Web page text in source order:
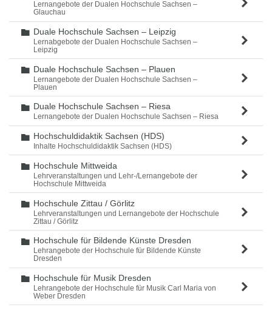
Lernangebote der Dualen Hochschule Sachsen –
Glauchau
Ordner
Duale Hochschule Sachsen – Leipzig
Lernabgebote der Dualen Hochschule Sachsen –
Leipzig
Ordner
Duale Hochschule Sachsen – Plauen
Lernangebote der Dualen Hochschule Sachsen –
Plauen
Ordner
Duale Hochschule Sachsen – Riesa
Lernangebote der Dualen Hochschule Sachsen – Riesa
Ordner
Hochschuldidaktik Sachsen (HDS)
Inhalte Hochschuldidaktik Sachsen (HDS)
Ordner
Hochschule Mittweida
Lehrveranstaltungen und Lehr-/Lernangebote der
Hochschule Mittweida
Ordner
Hochschule Zittau / Görlitz
Lehrveranstaltungen und Lernangebote der Hochschule
Zittau / Görlitz
Ordner
Hochschule für Bildende Künste Dresden
Lehrangebote der Hochschule für Bildende Künste
Dresden
Ordner
Hochschule für Musik Dresden
Lehrangebote der Hochschule für Musik Carl Maria von
Weber Dresden